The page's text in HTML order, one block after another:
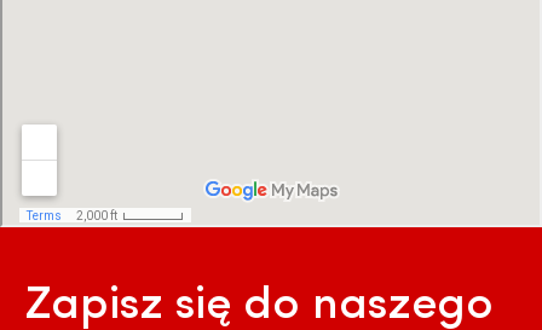
Zapisz się do naszego